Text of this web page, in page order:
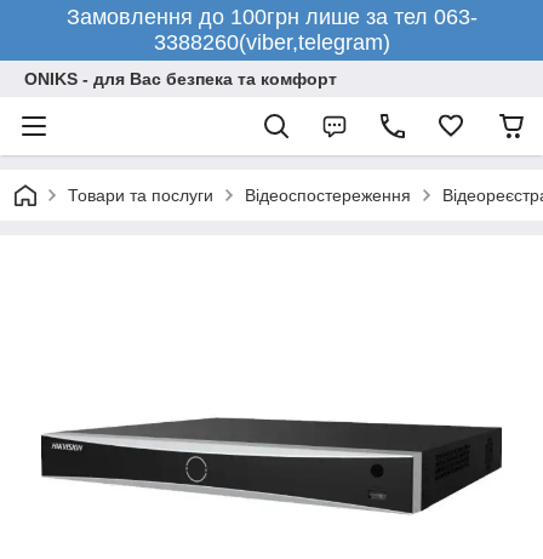
Замовлення до 100грн лише за тел 063-
3388260(viber,telegram)
ONIKS - для Вас безпека та комфорт
Товари та послуги Відеоспостереження